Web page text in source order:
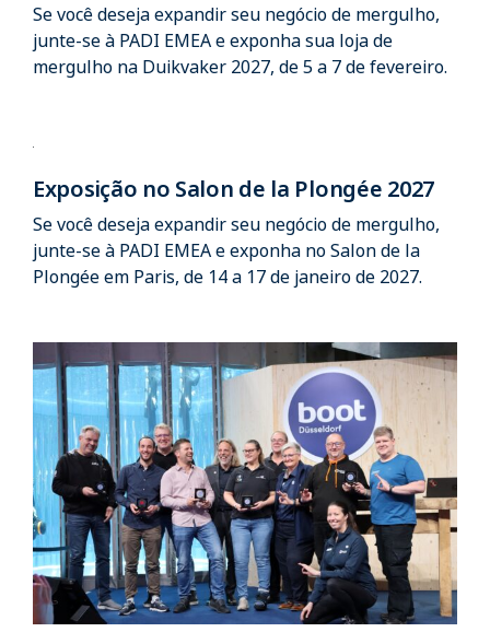
Se você deseja expandir seu negócio de mergulho,
junte-se à PADI EMEA e exponha sua loja de
mergulho na Duikvaker 2027, de 5 a 7 de fevereiro.
Exposição no Salon de la Plongée 2027
Se você deseja expandir seu negócio de mergulho,
junte-se à PADI EMEA e exponha no Salon de la
Plongée em Paris, de 14 a 17 de janeiro de 2027.